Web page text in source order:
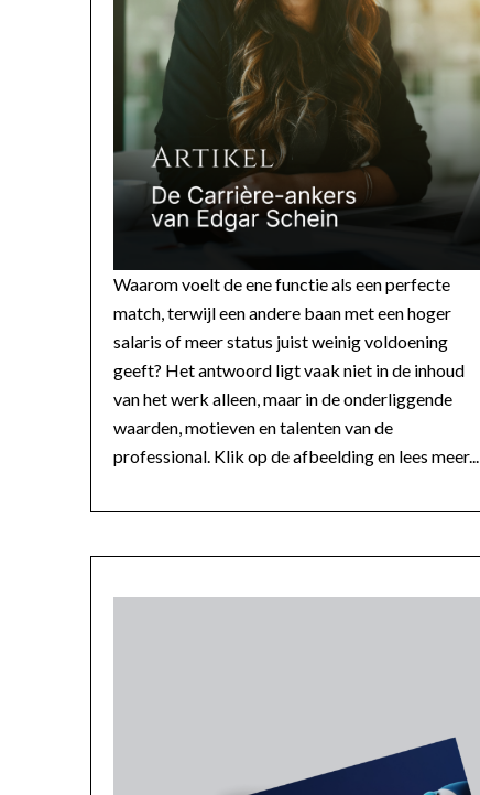
Waarom voelt de ene functie als een perfecte
match, terwijl een andere baan met een hoger
salaris of meer status juist weinig voldoening
geeft? Het antwoord ligt vaak niet in de inhoud
van het werk alleen, maar in de onderliggende
waarden, motieven en talenten van de
professional. Klik op de afbeelding en lees meer...